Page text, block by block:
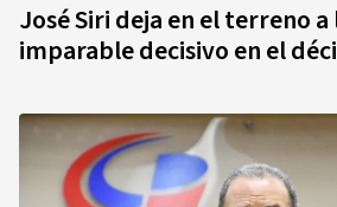
José Siri deja en el terreno
imparable decisivo en el